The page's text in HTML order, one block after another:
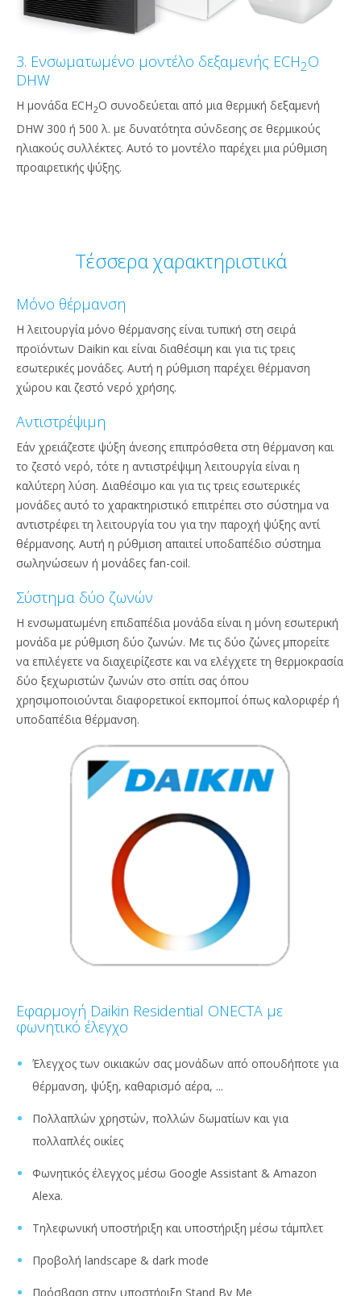
3. Ενσωματωμένο μοντέλο δεξαμενής ECH2O
DHW
Η μονάδα ECH2O συνοδεύεται από μια θερμική δεξαμενή
DHW 300 ή 500 λ. με δυνατότητα σύνδεσης σε θερμικούς
ηλιακούς συλλέκτες. Αυτό το μοντέλο παρέχει μια ρύθμιση
προαιρετικής ψύξης.
Τέσσερα χαρακτηριστικά
Μόνο θέρμανση
Η λειτουργία μόνο θέρμανσης είναι τυπική στη σειρά
προϊόντων Daikin και είναι διαθέσιμη και για τις τρεις
εσωτερικές μονάδες. Αυτή η ρύθμιση παρέχει θέρμανση
χώρου και ζεστό νερό χρήσης.
Αντιστρέψιμη
Εάν χρειάζεστε ψύξη άνεσης επιπρόσθετα στη θέρμανση και
το ζεστό νερό, τότε η αντιστρέψιμη λειτουργία είναι η
καλύτερη λύση. Διαθέσιμο και για τις τρεις εσωτερικές
μονάδες αυτό το χαρακτηριστικό επιτρέπει στο σύστημα να
αντιστρέφει τη λειτουργία του για την παροχή ψύξης αντί
θέρμανσης. Αυτή η ρύθμιση απαιτεί υποδαπέδιο σύστημα
σωληνώσεων ή μονάδες fan-coil.
Σύστημα δύο ζωνών
Η ενσωματωμένη επιδαπέδια μονάδα είναι η μόνη εσωτερική
μονάδα με ρύθμιση δύο ζωνών. Με τις δύο ζώνες μπορείτε
να επιλέγετε να διαχειρίζεστε και να ελέγχετε τη θερμοκρασία
δύο ξεχωριστών ζωνών στο σπίτι σας όπου
χρησιμοποιούνται διαφορετικοί εκπομποί όπως καλοριφέρ ή
υποδαπέδια θέρμανση.
Εφαρμογή Daikin Residential ONECTA με
φωνητικό έλεγχο
Έλεγχος των οικιακών σας μονάδων από οπουδήποτε για
θέρμανση, ψύξη, καθαρισμό αέρα, ...
Πολλαπλών χρηστών, πολλών δωματίων και για
πολλαπλές οικίες
Φωνητικός έλεγχος μέσω Google Assistant & Amazon
Alexa.
Τηλεφωνική υποστήριξη και υποστήριξη μέσω τάμπλετ
Προβολή landscape & dark mode
Πρόσβαση στην υποστήριξη Stand By Me